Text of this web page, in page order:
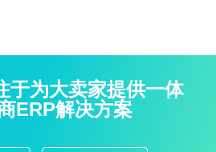
于为大卖家提供一体
ERP解决方案